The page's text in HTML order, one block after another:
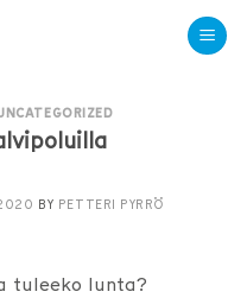
BY PETTERI PYRRÖ
tuleeko lunta?